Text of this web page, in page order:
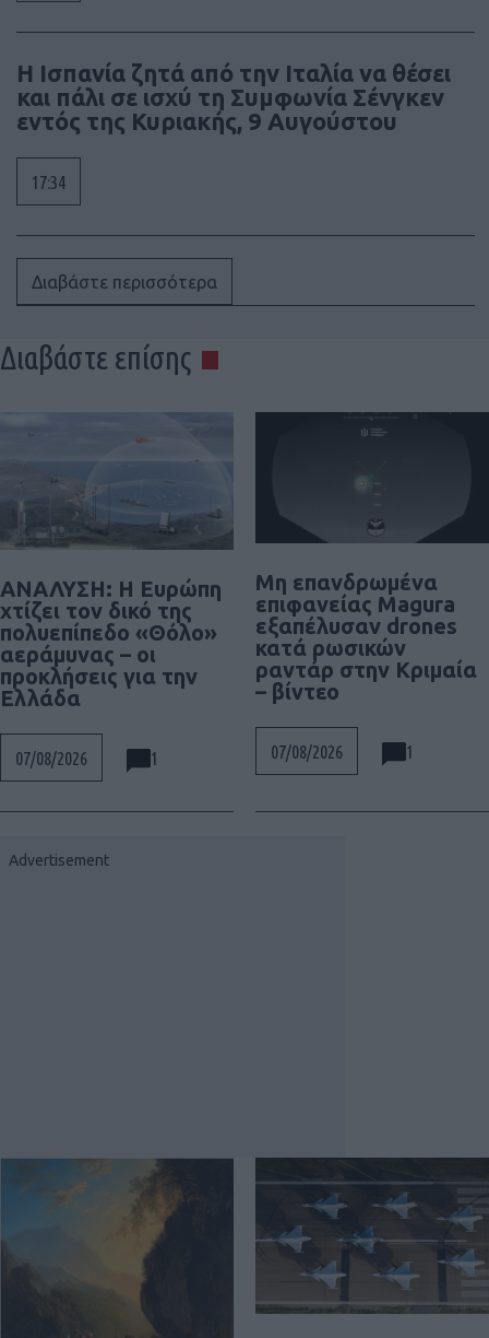
Η Ισπανία ζητά από την Ιταλία να θέσει
και πάλι σε ισχύ τη Συμφωνία Σένγκεν
εντός της Κυριακής, 9 Αυγούστου
17:34
Διαβάστε περισσότερα
Διαβάστε επίσης
ΑΝΑΛΥΣΗ: Η Ευρώπη
χτίζει τον δικό της
πολυεπίπεδο «Θόλο»
αεράμυνας – οι
προκλήσεις για την
Ελλάδα
07/08/2026 1
Μη επανδρωμένα
επιφανείας Magura
εξαπέλυσαν drones
κατά ρωσικών
ραντάρ στην Κριμαία
– βίντεο
07/08/2026 1